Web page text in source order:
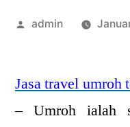
Posted
admin
Jasa travel umroh
– Umroh ialah